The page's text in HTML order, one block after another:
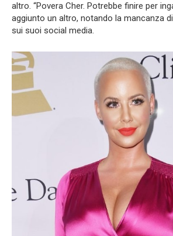
altro. “Povera Cher. Potrebbe finire per
aggiunto un altro, notando la mancanza
sui suoi social media.